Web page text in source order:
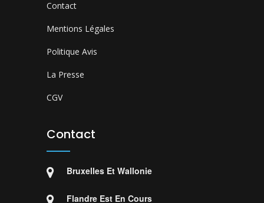
Contact
Mentions Légales
Politique Avis
La Presse
CGV
Contact
Bruxelles Et Wallonie
Flandre Est En Cours